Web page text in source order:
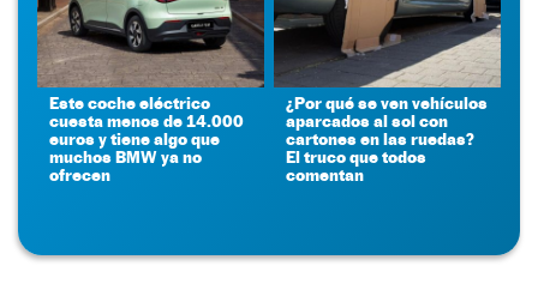
Este coche eléctrico
cuesta menos de 14.000
euros y tiene algo que
muchos BMW ya no
ofrecen
¿Por qué se ven vehículos
aparcados al sol con
cartones en las ruedas?
El truco que todos
comentan